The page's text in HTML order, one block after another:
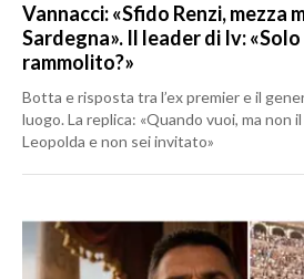
Vannacci: «Sfido Renzi, mezza
Sardegna». Il leader di Iv: «Solo
rammolito?»
Botta e risposta tra l’ex premier e il
luogo. La replica: «Quando vuoi, ma non
Leopolda e non sei invitato»